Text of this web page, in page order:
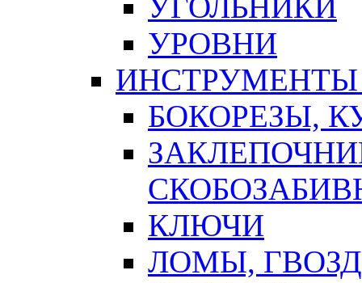
УГОЛЬНИКИ
УРОВНИ
БОКОРЕЗЫ,
КЛЮЧИ
ЛОМЫ,